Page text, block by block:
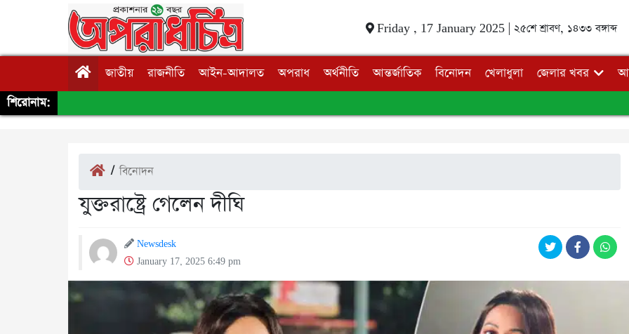
Friday , 17 January 2025 | ২৫শে শ্রাবণ, ১৪৩৩ বঙ্গাব্দ
জাতীয় রাজনীতি আইন-আদালত অপরাধ অর্থনীতি আন্তর্জাতিক বিনোদন খেলাধুলা জেলার খবর
শিরোনাম:
/বিনোদন
যুক্তরাষ্ট্রে গেলেন দীঘি
Newsdesk
January 17, 2025 6:49 pm